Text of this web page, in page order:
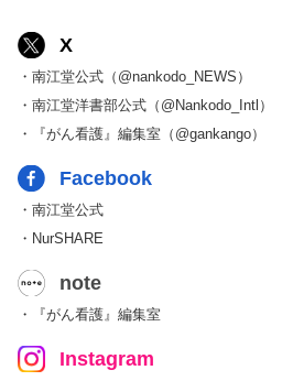
X
・南江堂公式（@nankodo_NEWS）
・南江堂洋書部公式（@Nankodo_Intl）
・『がん看護』編集室（@gankango）
Facebook
・南江堂公式
・NurSHARE
note
・『がん看護』編集室
Instagram